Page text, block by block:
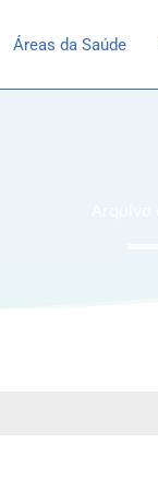
Especialidades
Áreas da Saúde